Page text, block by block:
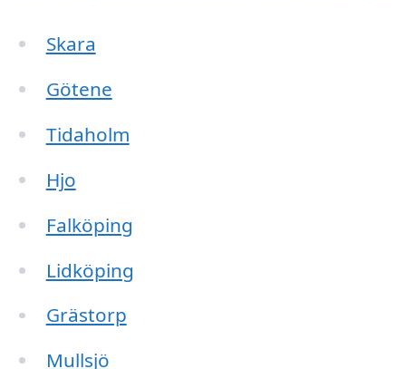
Skara
Götene
Tidaholm
Hjo
Falköping
Lidköping
Grästorp
Mullsjö